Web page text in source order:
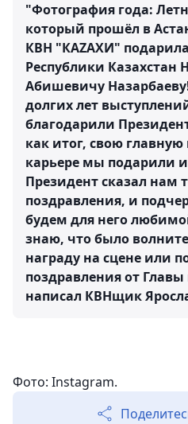
"Фотография года:
который прошёл в
КВН "КАZАХИ"
Республики Казахстан
Абишевичу
долгих лет
благодарили
как итог, свою
карьере мы подарили
Президент сказал нам
поздравления, и
будем для него
знаю, что было
награду на сцене или
поздравления от Главы
написал КВНщик
Фото: Instagram.